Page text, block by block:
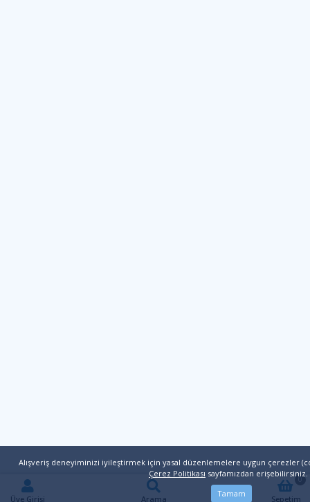
Sepetim
0
Arama
Üye Girişi
Alışveriş deneyiminizi iyileştirmek için yasal düzenlemelere uygun çerezler
Çerez Politikası sayfamızdan erişebilirsiniz.
Tamam